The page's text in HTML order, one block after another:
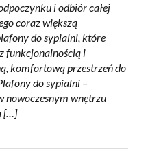
i odbiór całej
coraz większą
do sypialni, które
funkcjonalnością i
komfortową przestrzeń do
do sypialni –
nowoczesnym wnętrzu
[…]